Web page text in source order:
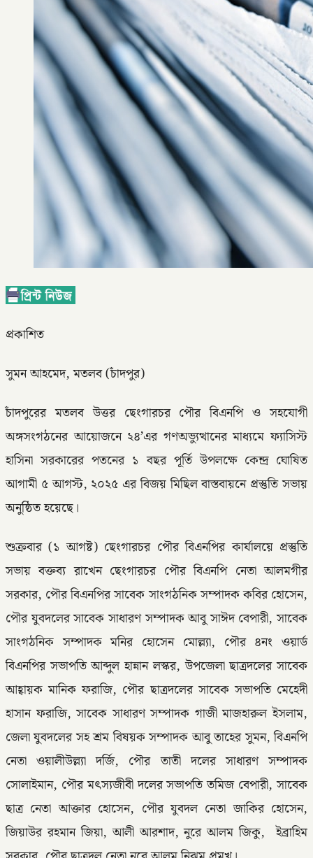
প্রকাশিত
সুমন আহমেদ, মতলব (চাঁদপুর)
চাঁদপুরের মতলব উত্তর ছেংগারচর পৌর বিএনপি ও সহযোগী
অঙ্গসংগঠনের আয়োজনে ২৪’এর গণঅভ্যুত্থানের মাধ্যমে ফ্যাসিস্ট
হাসিনা সরকারের পতনের ১ বছর পূর্তি উপলক্ষে কেন্দ্র ঘোষিত
আগামী ৫ আগস্ট, ২০২৫ এর বিজয় মিছিল বাস্তবায়নে প্রস্তুতি সভায়
অনুষ্ঠিত হয়েছে।
শুক্রবার (১ আগষ্ট) ছেংগারচর পৌর বিএনপির কার্যালয়ে প্রস্তুতি
সভায় বক্তব্য রাখেন ছেংগারচর পৌর বিএনপি নেতা আলমগীর
সরকার, পৌর বিএনপির সাবেক সাংগঠনিক সম্পাদক কবির হোসেন,
পৌর যুবদলের সাবেক সাধারণ সম্পাদক আবু সাঈদ বেপারী, সাবেক
সাংগঠনিক সম্পাদক মনির হোসেন মোল্ল্যা, পৌর ৪নং ওয়ার্ড
বিএনপির সভাপতি আব্দুল হান্নান লস্কর, উপজেলা ছাত্রদলের সাবেক
আহ্বায়ক মানিক ফরাজি, পৌর ছাত্রদলের সাবেক সভাপতি মেহেদী
হাসান ফরাজি, সাবেক সাধারণ সম্পাদক গাজী মাজহারুল ইসলাম,
জেলা যুবদলের সহ শ্রম বিষয়ক সম্পাদক আবু তাহের সুমন, বিএনপি
নেতা ওয়ালীউল্ল্যা দর্জি, পৌর তাতী দলের সাধারণ সম্পাদক
সোলাইমান, পৌর মৎস্যজীবী দলের সভাপতি তমিজ বেপারী, সাবেক
ছাত্র নেতা আক্তার হোসেন, পৌর যুবদল নেতা জাকির হোসেন,
জিয়াউর রহমান জিয়া, আলী আরশাদ, নুরে আলম জিকু, ইব্রাহিম